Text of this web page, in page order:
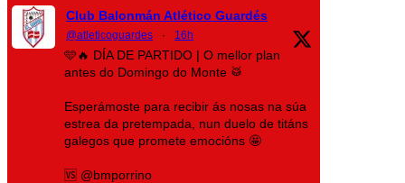
Club Balonmán Atlético Guardés
@atleticoguardes · 16h
🩵🔥 DÍA DE PARTIDO | O mellor plan
antes do Domingo do Monte 🥁
Esperámoste para recibir ás nosas na súa
estrea da pretempada, nun duelo de titáns
galegos que promete emocións 🤩
🆚 @bmporrino